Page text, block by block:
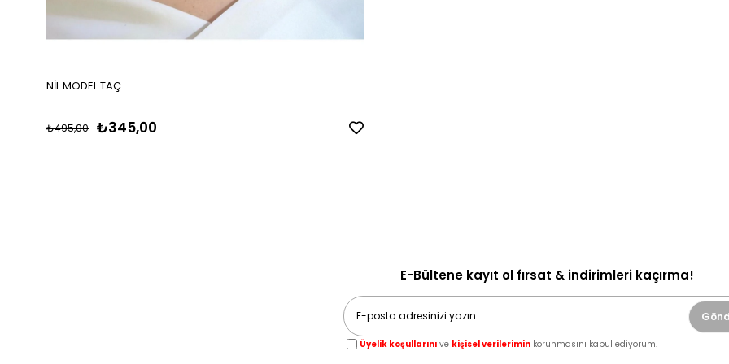
NİL MODEL TAÇ
₺345,00
₺495,00
E-Bültene kayıt ol fırsat & indirimleri kaçırma!
Üyelik koşullarını ve kişisel verilerimin korunmasını kabul ediyorum.